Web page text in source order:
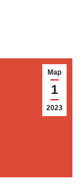
Мар
1
2023